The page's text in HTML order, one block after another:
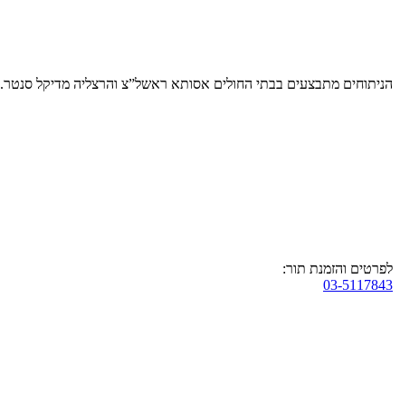
הניתוחים מתבצעים בבתי החולים אסותא ראשל”צ והרצליה מדיקל סנטר.
לפרטים והזמנת תור:
03-5117843